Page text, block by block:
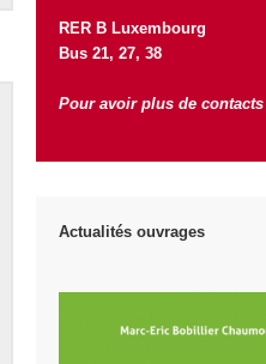
RER B Luxembourg
Bus 21, 27, 38
Pour avoir plus de contacts
Actualités ouvrages